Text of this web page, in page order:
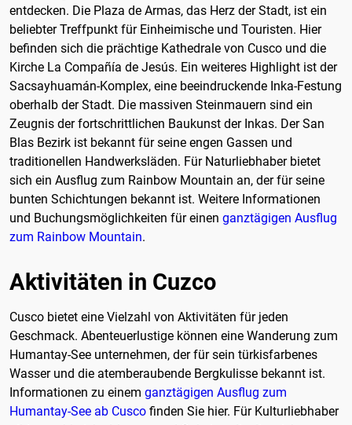
entdecken. Die Plaza de Armas, das Herz der Stadt, ist ein
beliebter Treffpunkt für Einheimische und Touristen. Hier
befinden sich die prächtige Kathedrale von Cusco und die
Kirche La Compañía de Jesús. Ein weiteres Highlight ist der
Sacsayhuamán-Komplex, eine beeindruckende Inka-Festung
oberhalb der Stadt. Die massiven Steinmauern sind ein
Zeugnis der fortschrittlichen Baukunst der Inkas. Der San
Blas Bezirk ist bekannt für seine engen Gassen und
traditionellen Handwerksläden. Für Naturliebhaber bietet
sich ein Ausflug zum Rainbow Mountain an, der für seine
bunten Schichtungen bekannt ist. Weitere Informationen
und Buchungsmöglichkeiten für einen ganztägigen Ausflug
zum Rainbow Mountain.
Aktivitäten in Cuzco
Cusco bietet eine Vielzahl von Aktivitäten für jeden
Geschmack. Abenteuerlustige können eine Wanderung zum
Humantay-See unternehmen, der für sein türkisfarbenes
Wasser und die atemberaubende Bergkulisse bekannt ist.
Informationen zu einem ganztägigen Ausflug zum
Humantay-See ab Cusco finden Sie hier. Für Kulturliebhaber